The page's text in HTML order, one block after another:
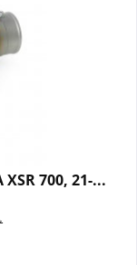
700, 21-...